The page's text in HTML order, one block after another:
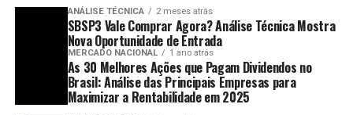
ANÁLISE TÉCNICA 2 meses atrás
SBSP3 Vale Comprar Agora? Análise Técnica Mostra
Nova Oportunidade de Entrada
MERCADO NACIONAL 1 ano atrás
As 30 Melhores Ações que Pagam Dividendos no
Brasil: Análise das Principais Empresas para
Maximizar a Rentabilidade em 2025